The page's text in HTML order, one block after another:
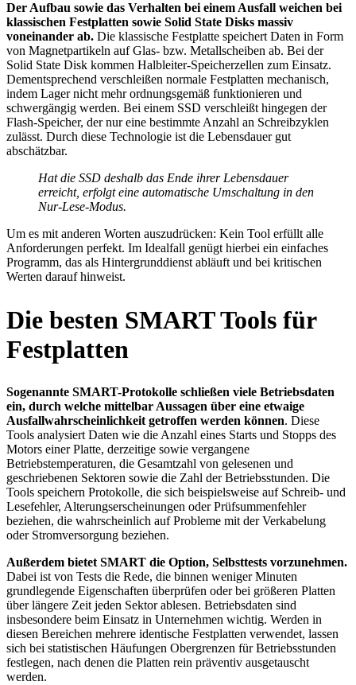
Der Aufbau sowie das Verhalten bei einem Ausfall weichen bei
klassischen Festplatten sowie Solid State Disks massiv
voneinander ab. Die klassische Festplatte speichert Daten in Form
von Magnetpartikeln auf Glas- bzw. Metallscheiben ab. Bei der
Solid State Disk kommen Halbleiter-Speicherzellen zum Einsatz.
Dementsprechend verschleißen normale Festplatten mechanisch,
indem Lager nicht mehr ordnungsgemäß funktionieren und
schwergängig werden. Bei einem SSD verschleißt hingegen der
Flash-Speicher, der nur eine bestimmte Anzahl an Schreibzyklen
zulässt. Durch diese Technologie ist die Lebensdauer gut
abschätzbar.
Hat die SSD deshalb das Ende ihrer Lebensdauer
erreicht, erfolgt eine automatische Umschaltung in den
Nur-Lese-Modus.
Um es mit anderen Worten auszudrücken: Kein Tool erfüllt alle
Anforderungen perfekt. Im Idealfall genügt hierbei ein einfaches
Programm, das als Hintergrunddienst abläuft und bei kritischen
Werten darauf hinweist.
Die besten SMART Tools für
Festplatten
Sogenannte SMART-Protokolle schließen viele Betriebsdaten
ein, durch welche mittelbar Aussagen über eine etwaige
Ausfallwahrscheinlichkeit getroffen werden können. Diese
Tools analysiert Daten wie die Anzahl eines Starts und Stopps des
Motors einer Platte, derzeitige sowie vergangene
Betriebstemperaturen, die Gesamtzahl von gelesenen und
geschriebenen Sektoren sowie die Zahl der Betriebsstunden. Die
Tools speichern Protokolle, die sich beispielsweise auf Schreib- und
Lesefehler, Alterungserscheinungen oder Prüfsummenfehler
beziehen, die wahrscheinlich auf Probleme mit der Verkabelung
oder Stromversorgung beziehen.
Außerdem bietet SMART die Option, Selbsttests vorzunehmen.
Dabei ist von Tests die Rede, die binnen weniger Minuten
grundlegende Eigenschaften überprüfen oder bei größeren Platten
über längere Zeit jeden Sektor ablesen. Betriebsdaten sind
insbesondere beim Einsatz in Unternehmen wichtig. Werden in
diesen Bereichen mehrere identische Festplatten verwendet, lassen
sich bei statistischen Häufungen Obergrenzen für Betriebsstunden
festlegen, nach denen die Platten rein präventiv ausgetauscht
werden.